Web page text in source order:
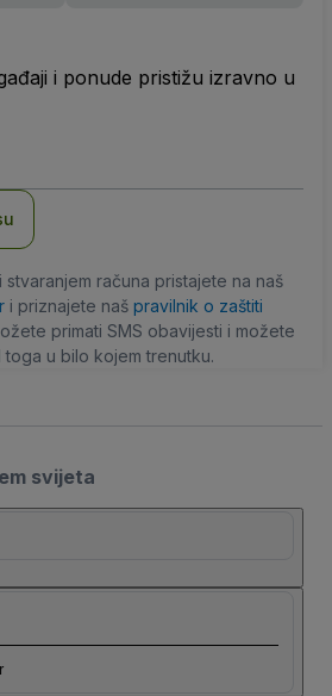
i ponude pristižu izravno u
stvaranjem računa pristajete na naš
i priznajete naš pravilnik o zaštiti
primati SMS obavijesti i možete
toga u bilo kojem trenutku.
svijeta